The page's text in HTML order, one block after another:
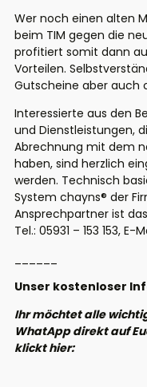
Wer noch einen alten
beim TIM gegen die
profitiert somit dann
Vorteilen.
Gutscheine aber auch
Interessierte aus den
und Dienstleistungen,
Abrechnung mit dem
haben, sind herzlich
werden. Technisch
System chayns® der
Ansprechpartner ist
Tel.: 05931 – 153 153, E-
Unser kostenloser
Ihr möchtet alle
WhatApp direkt auf
klickt hier: